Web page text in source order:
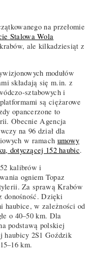
na przełomie
Stalowa Wola
ale kilkadziesiąt z
modułów
składają się m.in. z
sztabowych i
są ciężarowe
opancerzone to
Obecnie Agencja
na 96 dział dla
w ramach umowy
dotyczącej 152 haubic.
kalibrów i
ogniem Topaz
Za sprawą Krabów
donośność. Dzięki
haubice, w zależności od
o 40–50 km. Dla
podstawą polskiej
haubicy 2S1 Goździk
km.